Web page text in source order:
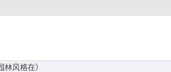
林风格在）